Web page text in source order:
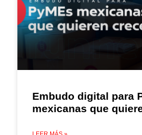
Embudo digital para
mexicanas que